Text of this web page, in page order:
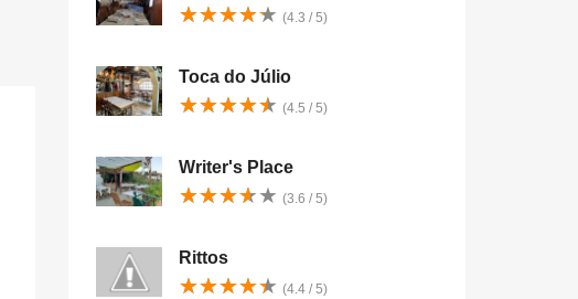
★★★★★
★★★★★ (4.3 / 5)
Toca do Júlio
★★★★★
★★★★★ (4.5 / 5)
Writer's Place
★★★★★
★★★★★ (3.6 / 5)
Rittos
★★★★★
★★★★★ (4.4 / 5)